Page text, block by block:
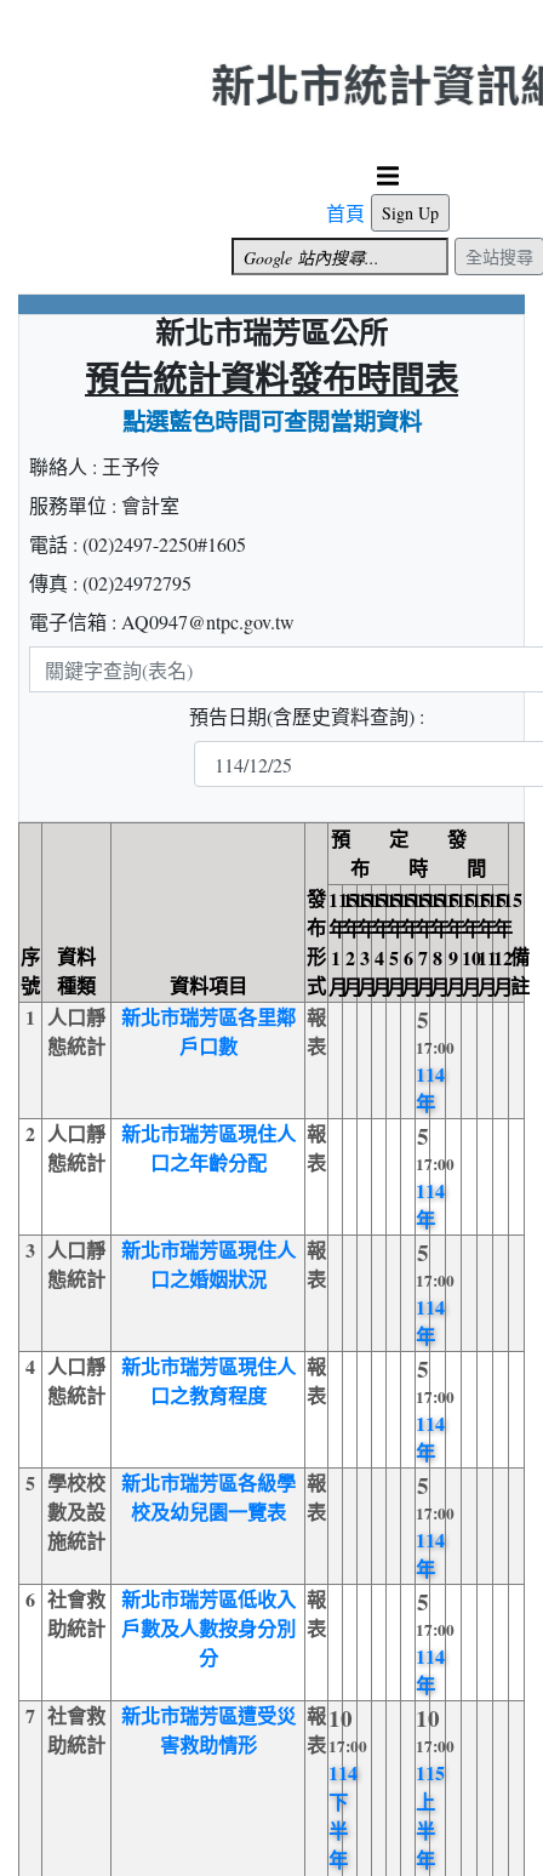
首頁
Sign Up
全站搜尋
新北市瑞芳區公所
預告統計資料發布時間表
點選藍色時間可查閱當期資料
聯絡人 : 王予伶
服務單位 : 會計室
電話 : (02)2497-2250#1605
傳真 : (02)24972795
電子信箱 : AQ0947@ntpc.gov.tw
關
鍵
預告日期(含歷史資料查詢) :
序
號
資料
種類
資料項目
發
布
形
式
預 定 發
布 時 間
備
註
115
年
1
月
115
年
2
月
115
年
3
月
115
年
4
月
115
年
5
月
115
年
6
月
115
年
7
月
115
年
8
月
115
年
9
月
115
年
10
月
115
年
11
月
115
年
12
月
1 人口靜
態統計
新北市瑞芳區各里鄰
戶口數
報
表
5
17:00
114
年
2 人口靜
態統計
新北市瑞芳區現住人
口之年齡分配
報
表
5
17:00
114
年
3 人口靜
態統計
新北市瑞芳區現住人
口之婚姻狀況
報
表
5
17:00
114
年
4 人口靜
態統計
新北市瑞芳區現住人
口之教育程度
報
表
5
17:00
114
年
5 學校校
數及設
施統計
新北市瑞芳區各級學
校及幼兒園一覽表
報
表
5
17:00
114
年
6 社會救
助統計
新北市瑞芳區低收入
戶數及人數按身分別
分
報
表
5
17:00
114
年
7 社會救
助統計
新北市瑞芳區遭受災
害救助情形
報
表
10
17:00
114
下
半
年
10
17:00
115
上
半
年